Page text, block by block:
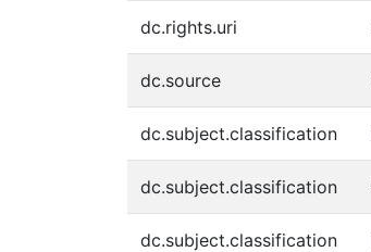
dc.rights.uri
dc.source
dc.subject.classification
dc.subject.classification
dc.subject.classification